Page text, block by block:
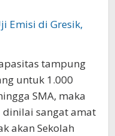
Emisi di Gresik,
tampung
untuk 1.000
SMA, maka
sangat amat
akan Sekolah